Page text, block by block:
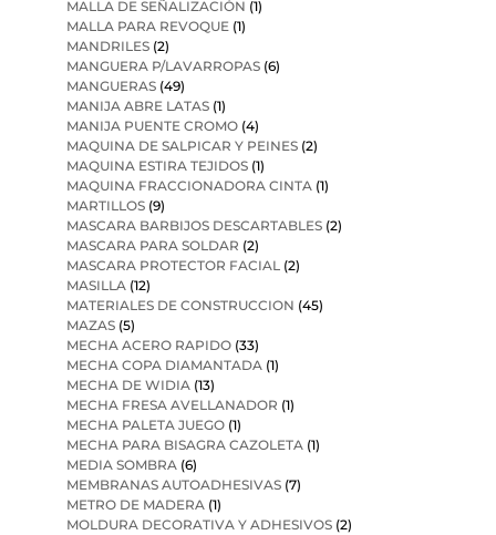
MALLA DE SEÑALIZACIÓN (1)
MALLA PARA REVOQUE (1)
MANDRILES (2)
MANGUERA P/LAVARROPAS (6)
MANGUERAS (49)
MANIJA ABRE LATAS (1)
MANIJA PUENTE CROMO (4)
MAQUINA DE SALPICAR Y PEINES (2)
MAQUINA ESTIRA TEJIDOS (1)
MAQUINA FRACCIONADORA CINTA (1)
MARTILLOS (9)
MASCARA BARBIJOS DESCARTABLES (2)
MASCARA PARA SOLDAR (2)
MASCARA PROTECTOR FACIAL (2)
MASILLA (12)
MATERIALES DE CONSTRUCCION (45)
MAZAS (5)
MECHA ACERO RAPIDO (33)
MECHA COPA DIAMANTADA (1)
MECHA DE WIDIA (13)
MECHA FRESA AVELLANADOR (1)
MECHA PALETA JUEGO (1)
MECHA PARA BISAGRA CAZOLETA (1)
MEDIA SOMBRA (6)
MEMBRANAS AUTOADHESIVAS (7)
METRO DE MADERA (1)
MOLDURA DECORATIVA Y ADHESIVOS (2)